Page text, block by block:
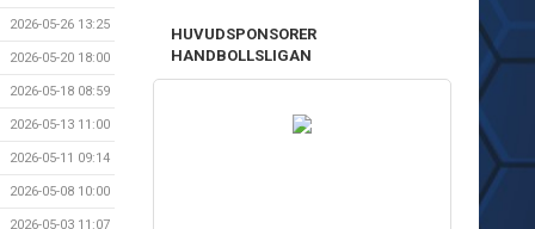
2026-05-26 13:25
2026-05-20 18:00
2026-05-18 08:59
2026-05-13 11:00
2026-05-11 09:14
2026-05-08 10:00
2026-05-03 11:07
HUVUDSPONSORER
HANDBOLLSLIGAN